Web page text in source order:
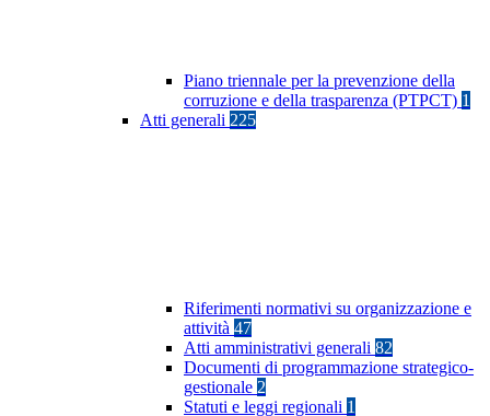
Piano triennale per la prevenzione della
corruzione e della trasparenza (PTPCT) 1
Atti generali 225
Riferimenti normativi su organizzazione e
attività 47
Atti amministrativi generali 82
Documenti di programmazione strategico-
gestionale 2
Statuti e leggi regionali 1